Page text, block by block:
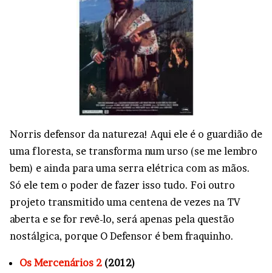
Norris defensor da natureza! Aqui ele é o guardião de
uma floresta, se transforma num urso (se me lembro
bem) e ainda para uma serra elétrica com as mãos.
Só ele tem o poder de fazer isso tudo. Foi outro
projeto transmitido uma centena de vezes na TV
aberta e se for revê-lo, será apenas pela questão
nostálgica, porque O Defensor é bem fraquinho.
Os Mercenários 2 (2012)